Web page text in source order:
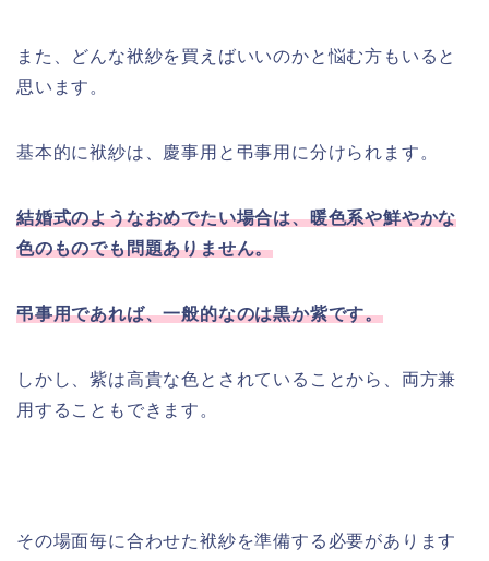
また、どんな袱紗を買えばいいのかと悩む方もいると
思います。
基本的に袱紗は、慶事用と弔事用に分けられます。
結婚式のようなおめでたい場合は、暖色系や鮮やかな
色のものでも問題ありません。
弔事用であれば、一般的なのは黒か紫です。
しかし、紫は高貴な色とされていることから、両方兼
用することもできます。
その場面毎に合わせた袱紗を準備する必要があります